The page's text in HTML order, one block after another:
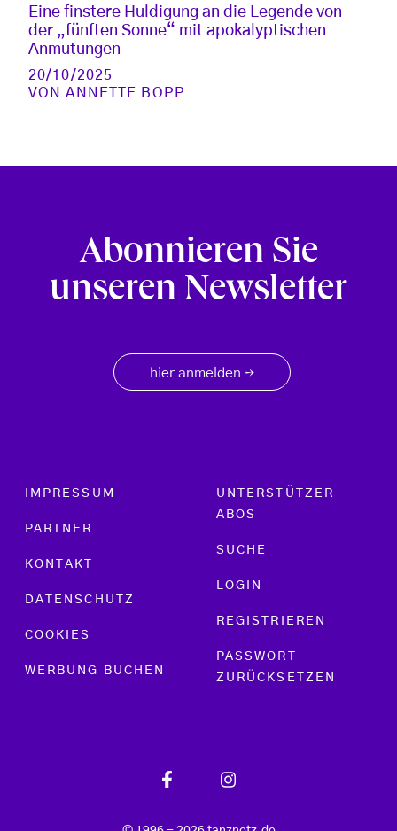
Eine finstere Huldigung an die Legende von
der „fünften Sonne“ mit apokalyptischen
Anmutungen
20/10/2025
VONANNETTE BOPP
Abonnieren Sie
unseren Newsletter
hier anmelden →
Footer menu
IMPRESSUM
PARTNER
KONTAKT
DATENSCHUTZ
COOKIES
WERBUNG BUCHEN
UNTERSTÜTZER
ABOS
SUCHE
LOGIN
REGISTRIEREN
PASSWORT
ZURÜCKSETZEN